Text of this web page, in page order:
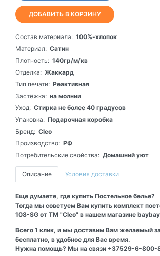
ДОБАВИТЬ В КОРЗИНУ
Состав материала: 100%-хлопок
Материал: Сатин
Плотность: 140гр/м/кв
Отделка: Жаккард
Тип печати: Реактивная
Застёжка: на молнии
Уход: Стирка не более 40 градусов
Упаковка: Подарочная коробка
Бренд: Cleo
Производство: РФ
Потребительские свойства: Домашний уют
Описание Условия доставки
Еще думаете, где купить Постельное белье?
Тогда мы советуем Вам купить комплект
108-SG от ТМ "Cleo" в нашем магазине
Всего 1 клик, и мы доставим Вам желаемый
бесплатно, в удобное для Вас время.
Нужна помощь? Мы на связи +37529-6-800-